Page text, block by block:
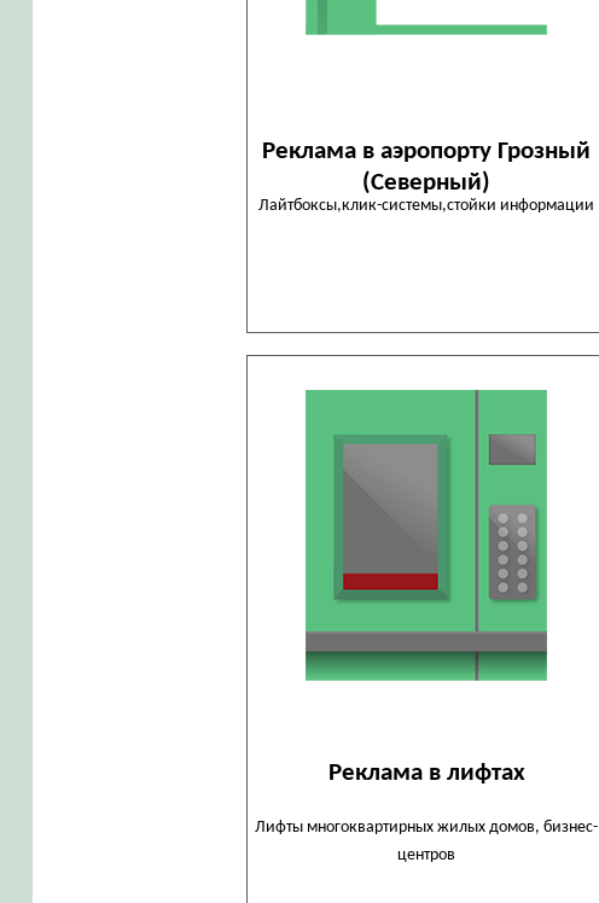
Реклама в аэропорту Грозный
(Северный)
Лайтбоксы,клик-системы,стойки информации
Реклама в лифтах
Лифты многоквартирных жилых домов, бизнес-
центров